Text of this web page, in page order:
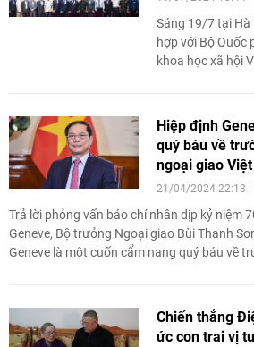
Sáng 19/7 tại Hà
hợp với Bộ Quốc
khoa học xã hội
Hiệp định
quý báu về
ngoại giao
21/04/2024 22:13
Trả lời phỏng vấn báo chí nhân dịp kỷ niệm
Geneve, Bộ trưởng Ngoại giao Bùi Thanh
Geneve là một cuốn cẩm nang quý báu về
Chiến thắng
ức con trai vị